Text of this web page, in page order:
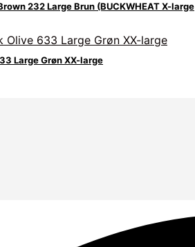
232 Large Brun (BUCKWHEAT X-large
Large Grøn XX-large